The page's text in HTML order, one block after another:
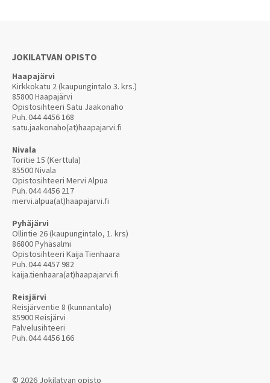
JOKILATVAN OPISTO
Haapajärvi
Kirkkokatu 2 (kaupungintalo 3. krs.)
85800 Haapajärvi
Opistosihteeri Satu Jaakonaho
Puh.044 4456 168
satu.jaakonaho(at)haapajarvi.fi
Nivala
Toritie 15 (Kerttula)
85500 Nivala
Opistosihteeri Mervi Alpua
Puh.044 4456 217
mervi.alpua(at)haapajarvi.fi
Pyhäjärvi
Ollintie 26 (kaupungintalo, 1. krs)
86800 Pyhäsalmi
Opistosihteeri Kaija Tienhaara
Puh.044 4457 982
kaija.tienhaara(at)haapajarvi.fi
Reisjärvi
Reisjärventie 8 (kunnantalo)
85900 Reisjärvi
Palvelusihteeri
Puh.044 4456 166
© 2026 Jokilatvan opisto